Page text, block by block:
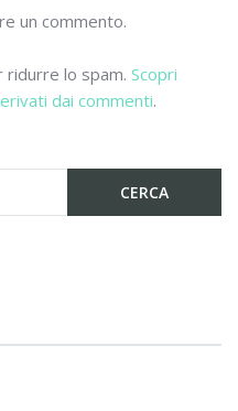
un commento.
lo spam. Scopri
dai commenti.